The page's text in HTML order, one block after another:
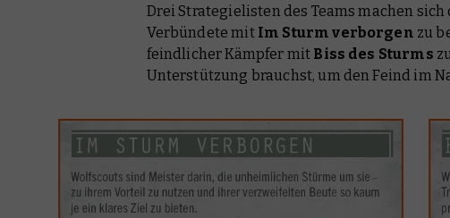
Drei Strategielisten des Teams machen sich
Verbündete mit Im Sturm verborgen zu
feindlicher Kämpfer mit Biss des Sturms
Unterstützung brauchst, um den Feind im